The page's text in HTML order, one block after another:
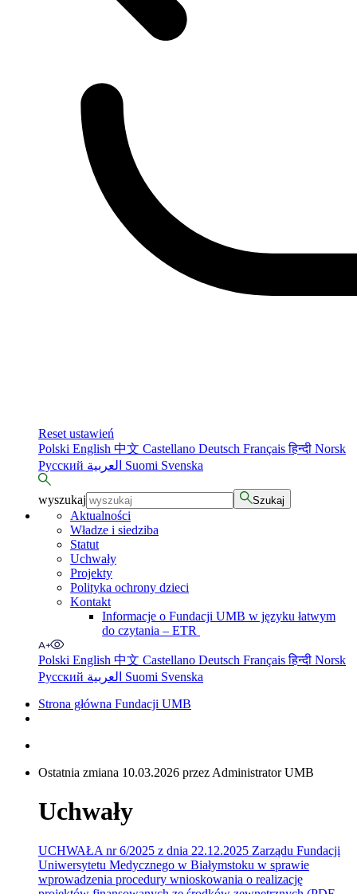
Reset ustawień
Polski English 中文 Castellano Deutsch Françaisहिन्दी Norsk
Русский
Suomi Svenska
wyszukaj Szukaj
Aktualności
Władze i siedziba
Statut
Uchwały
Projekty
Polityka ochrony dzieci
Kontakt
Informacje o Fundacji UMB w języku łatwym
do czytania – ETR
Polski English 中文 Castellano Deutsch Françaisहिन्दी Norsk
Русский
Suomi Svenska
Strona główna Fundacji UMB
Ostatnia zmiana 10.03.2026 przez Administrator UMB
Uchwały
UCHWAŁA nr 6/2025 z dnia 22.12.2025 Zarządu Fundacji
Uniwersytetu Medycznego w Białymstoku w sprawie
wprowadzenia procedury wnioskowania o realizację